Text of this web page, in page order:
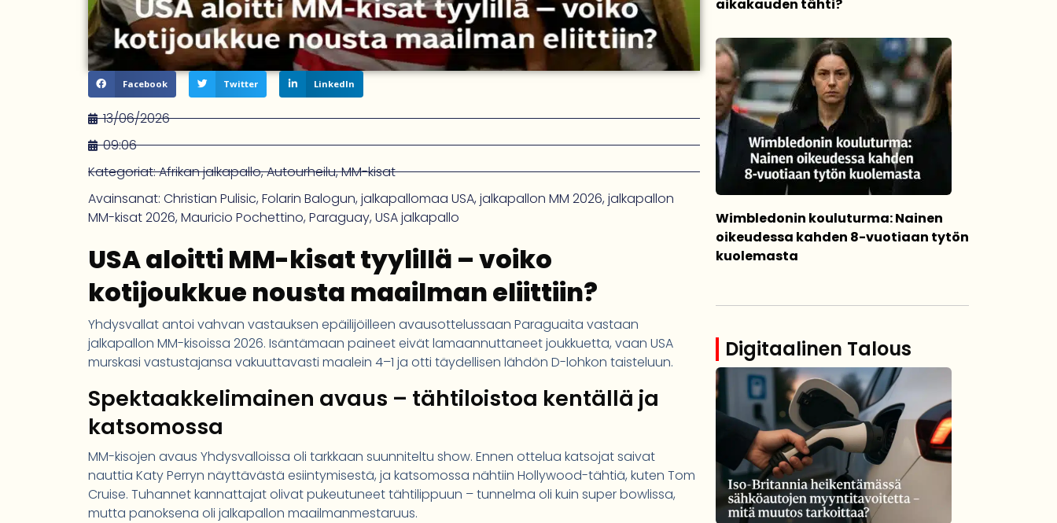
Facebook Twitter LinkedIn
13/06/2026
09:06
Kategoriat:Afrikan jalkapallo,Autourheilu,MM-kisat
Avainsanat: Christian Pulisic,Folarin Balogun,jalkapallomaa USA,jalkapallon MM 2026,jalkapallon
MM-kisat 2026,Mauricio Pochettino,Paraguay,USA jalkapallo
USA aloitti MM-kisat tyylillä – voiko
kotijoukkue nousta maailman eliittiin?
Yhdysvallat antoi vahvan vastauksen epäilijöilleen avausottelussaan Paraguaita vastaan
jalkapallon MM-kisoissa 2026. Isäntämaan paineet eivät lamaannuttaneet joukkuetta, vaan USA
murskasi vastustajansa vakuuttavasti maalein 4–1 ja otti täydellisen lähdön D-lohkon taisteluun.
Spektaakkelimainen avaus – tähtiloistoa kentällä ja
katsomossa
MM-kisojen avaus Yhdysvalloissa oli tarkkaan suunniteltu show. Ennen ottelua katsojat saivat
nauttia Katy Perryn näyttävästä esiintymisestä, ja katsomossa nähtiin Hollywood-tähtiä, kuten Tom
Cruise. Tuhannet kannattajat olivat pukeutuneet tähtilippuun – tunnelma oli kuin super bowlissa,
mutta panoksena oli jalkapallon maailmanmestaruus.
aikakauden tähti?
Wimbledonin kouluturma: Nainen
oikeudessa kahden 8-vuotiaan tytön
kuolemasta
Digitaalinen Talous